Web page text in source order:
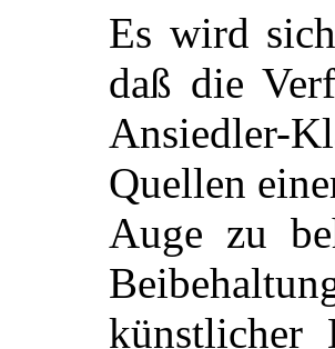
Es wird
daß die
Ansiedler-
Quellen
Auge zu
künstlicher